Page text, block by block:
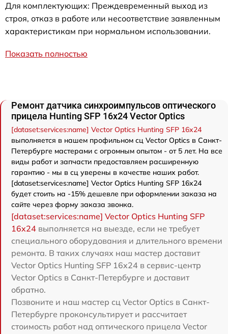
Для комплектующих: Преждевременный выход из
строя, отказ в работе или несоответствие заявленным
характеристикам при нормальном использовании.
Показать полностью
Ремонт датчика синхроимпульсов оптического
прицела Hunting SFP 16x24 Vector Optics
[dataset:services:name] Vector Optics Hunting SFP 16x24
выполняется в нашем профильном сц Vector Optics в Санкт-
Петербурге мастерами с огромным опытом - от 5 лет. На все
виды работ и запчасти предоставляем расширенную
гарантию - мы в сц уверены в качестве наших работ.
[dataset:services:name] Vector Optics Hunting SFP 16x24
будет стоить на -15% дешевле при оформлении заказа на
сайте через форму заказа звонка.
[dataset:services:name] Vector Optics Hunting SFP
16x24 выполняется на выезде, если не требует
специального оборудования и длительного времени
ремонта. В таких случаях наш мастер доставит
Vector Optics Hunting SFP 16x24 в сервис-центр
Vector Optics в Санкт-Петербурге и доставит
обратно.
Позвоните и наш мастер сц Vector Optics в Санкт-
Петербурге проконсультирует и рассчитает
стоимость работ над оптического прицела Vector